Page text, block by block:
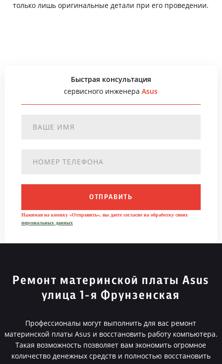
только лишь оригинальные детали при его проведении.
Быстрая консультация
сервисного инженераAsus
ОТПРАВИТЬ
Нажимая на кнопку «Отправить», вы даете согласие на обработку своих
персональных данных
Ремонт материнской платы Asus
улица 1-я Фрунзенская
Профессионалы могут выполнить для вас ремонт
материнской платы Asus и восстановить работу компьютера.
Такая возможность позволяет вам экономить огромное
количество денежных средств и полностью восстановить